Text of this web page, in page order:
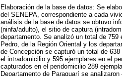
Elaboración de la base de datos: Se
del SENEPA, correspondiente a cada
análisis de la base de datos se obtuvo
(ninfa/adulto), el sitio de captura
departamento. Se analizó un total de
Pedro, de la Región Oriental y los
de Concepción se capturó un total de
el intradomicilio y 595 ejemplares en el
capturados en el peridomicilio 289
Departamento de Paraguarí se